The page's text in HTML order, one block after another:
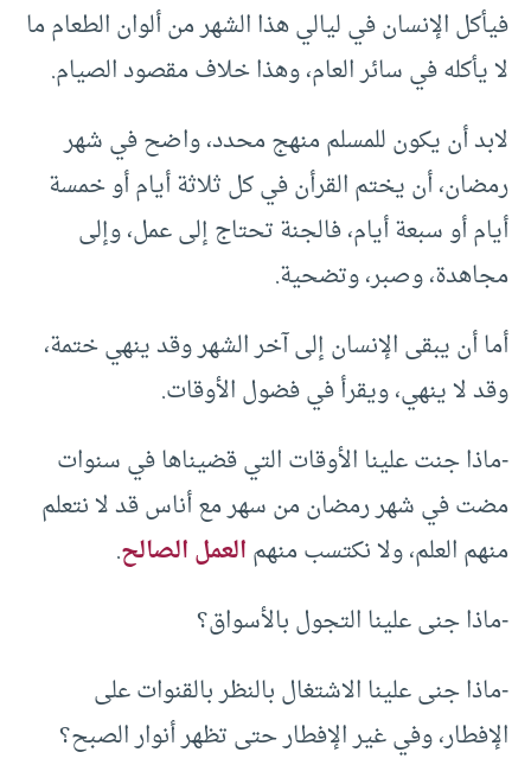
فيأكل الإنسان في ليالي هذا الشهر من ألوان الطعام ما
لا يأكله في سائر العام، وهذا خلاف مقصود الصيام.
لابد أن يكون للمسلم منهج محدد، واضح في شهر
رمضان، أن يختم القرأن في كل ثلاثة أيام أو خمسة
أيام أو سبعة أيام، فالجنة تحتاج إلى عمل، وإلى
مجاهدة، وصبر، وتضحية.
أما أن يبقى الإنسان إلى آخر الشهر وقد ينهي ختمة،
وقد لا ينهي، ويقرأ في فضول الأوقات.
-ماذا جنت علينا الأوقات التي قضيناها في سنوات
مضت في شهر رمضان من سهر مع أناس قد لا نتعلم
منهم العلم، ولا نكتسب منهمالعمل الصالح.
-ماذا جنى علينا التجول بالأسواق؟
-ماذا جنى علينا الاشتغال بالنظر بالقنوات على
الإفطار، وفي غير الإفطار حتى تظهر أنوار الصبح؟